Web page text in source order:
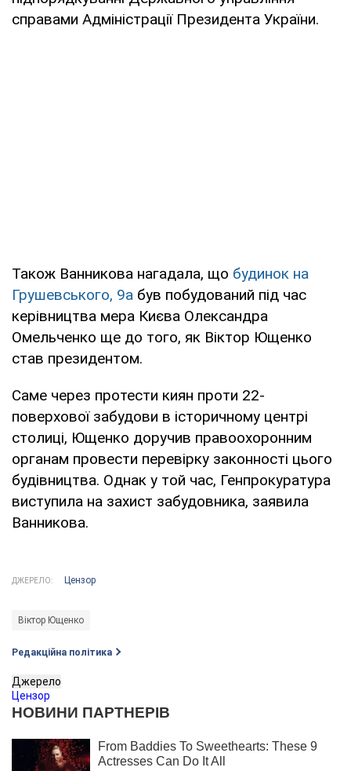
справами Адміністрації Президента України.
Також Ванникова нагадала, що будинок на
Грушевського, 9а був побудований під час
керівництва мера Києва Олександра
Омельченко ще до того, як Віктор Ющенко
став президентом.
Саме через протести киян проти 22-
поверхової забудови в історичному центрі
столиці, Ющенко доручив правоохоронним
органам провести перевірку законності цього
будівництва. Однак у той час, Генпрокуратура
виступила на захист забудовника, заявила
Ванникова.
ДЖЕРЕЛО: Цензор
Віктор Ющенко
Редакційна політика
Джерело
Цензор